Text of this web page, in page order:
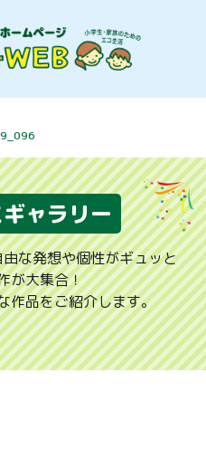
ャラリー
な発想や個性がギュッと
が大集合！
作品をご紹介します。